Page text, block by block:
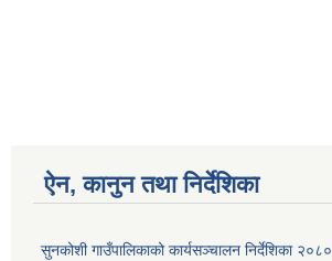
ऐन, कानुन तथा निर्देशिका
सुनकोशी गाउँपालिकाको कार्यसञ्चालन निर्देशिका २०८०